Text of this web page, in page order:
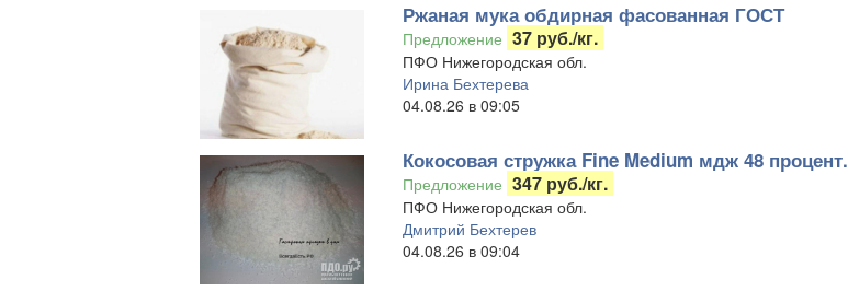
Ржаная мука обдирная фасованная ГОСТ
Предложение 37 руб./кг.
ПФО Нижегородская обл.
Ирина Бехтерева
04.08.26 в 09:05
Кокосовая стружка Fine Medium мдж 48 процент.
Предложение 347 руб./кг.
ПФО Нижегородская обл.
Дмитрий Бехтерев
04.08.26 в 09:04